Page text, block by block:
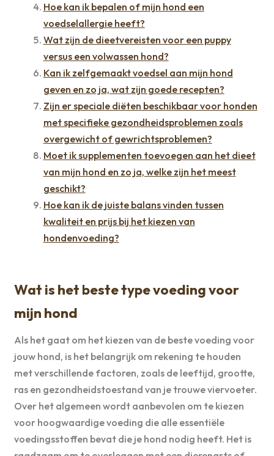
Hoe kan ik bepalen of mijn hond een
voedselallergie heeft?
Wat zijn de dieetvereisten voor een puppy
versus een volwassen hond?
Kan ik zelfgemaakt voedsel aan mijn hond
geven en zo ja, wat zijn goede recepten?
Zijn er speciale diëten beschikbaar voor honden
met specifieke gezondheidsproblemen zoals
overgewicht of gewrichtsproblemen?
Moet ik supplementen toevoegen aan het dieet
van mijn hond en zo ja, welke zijn het meest
geschikt?
Hoe kan ik de juiste balans vinden tussen
kwaliteit en prijs bij het kiezen van
hondenvoeding?
Wat is het beste type voeding voor
mijn hond
Als het gaat om het kiezen van de beste voeding voor
jouw hond, is het belangrijk om rekening te houden
met verschillende factoren, zoals de leeftijd, grootte,
ras en gezondheidstoestand van je trouwe viervoeter.
Over het algemeen wordt aanbevolen om te kiezen
voor hoogwaardige voeding die alle essentiële
voedingsstoffen bevat die je hond nodig heeft. Het is